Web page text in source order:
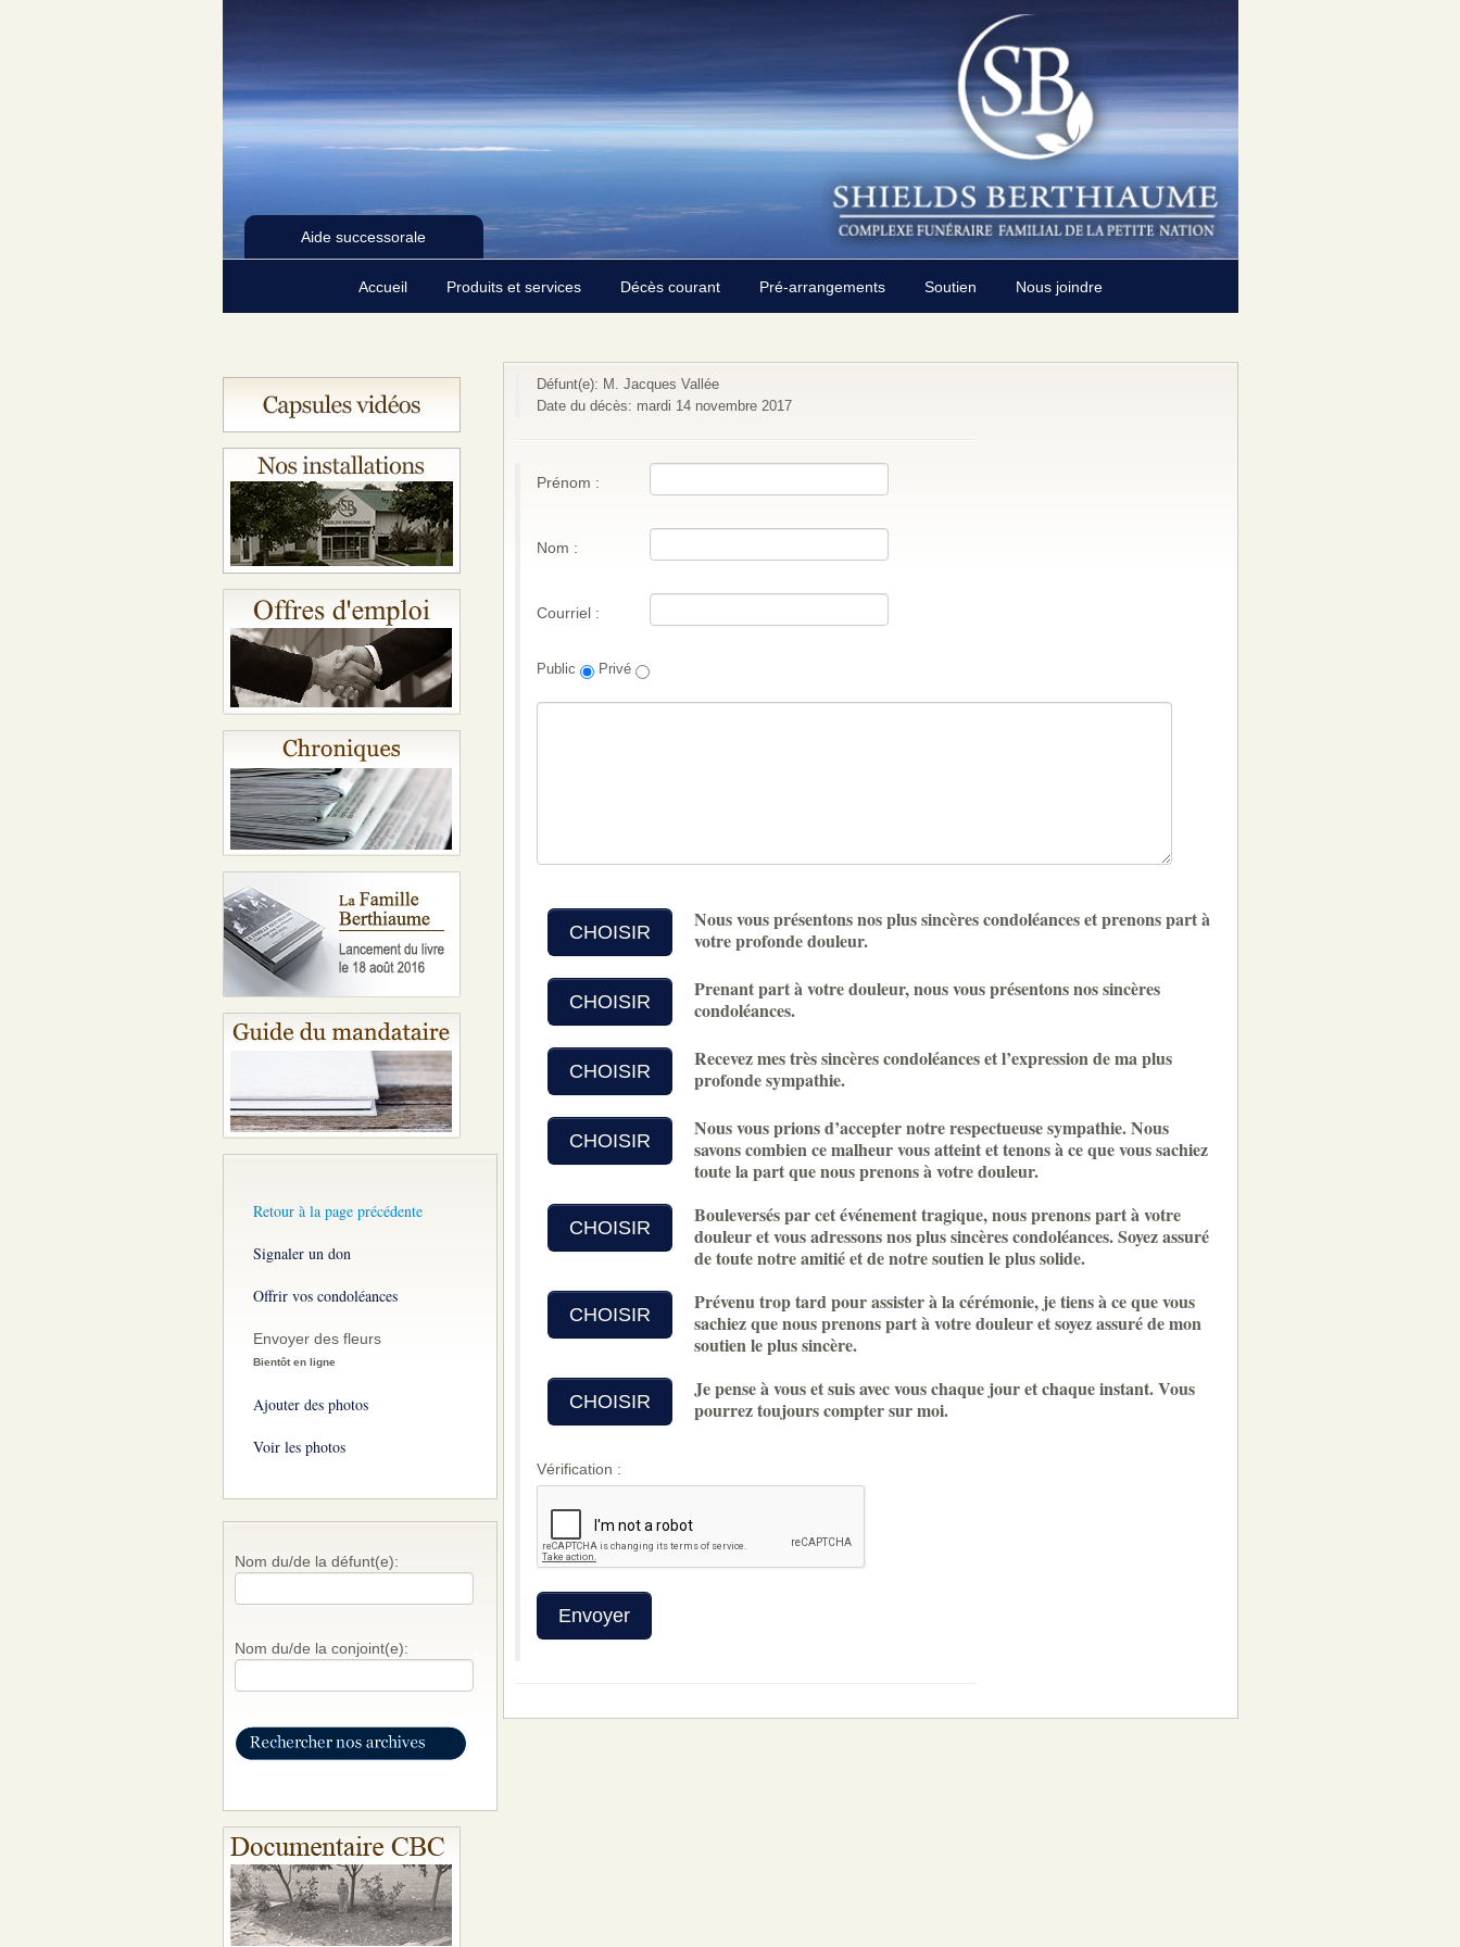
Aide successorale
Accueil Produits et services Décès courant Pré-arrangements Soutien Nous joindre
Retour à la page précédente
Signaler un don
Offrir vos condoléances
Envoyer des fleurs
Bientôt en ligne
Ajouter des photos
Voir les photos
Nom du/de la défunt(e):
Nom du/de la conjoint(e):
Défunt(e): M. Jacques Vallée
Date du décès: mardi 14 novembre 2017
Prénom :
Nom :
Courriel :
Public Privé
CHOISIR
Nous vous présentons nos plus sincères condoléances et prenons part à
votre profonde douleur.
CHOISIR
Prenant part à votre douleur, nous vous présentons nos sincères
condoléances.
CHOISIR
Recevez mes très sincères condoléances et l’expression de ma plus
profonde sympathie.
CHOISIR
Nous vous prions d’accepter notre respectueuse sympathie. Nous
savons combien ce malheur vous atteint et tenons à ce que vous sachiez
toute la part que nous prenons à votre douleur.
CHOISIR
Bouleversés par cet événement tragique, nous prenons part à votre
douleur et vous adressons nos plus sincères condoléances. Soyez assuré
de toute notre amitié et de notre soutien le plus solide.
CHOISIR
Prévenu trop tard pour assister à la cérémonie, je tiens à ce que vous
sachiez que nous prenons part à votre douleur et soyez assuré de mon
soutien le plus sincère.
CHOISIR
Je pense à vous et suis avec vous chaque jour et chaque instant. Vous
pourrez toujours compter sur moi.
Vérification :